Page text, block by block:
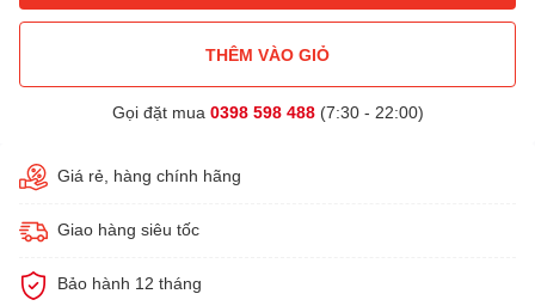
THÊM VÀO GIỎ
Gọi đặt mua 0398 598 488(7:30 - 22:00)
Giá rẻ, hàng chính hãng
Giao hàng siêu tốc
Bảo hành 12 tháng